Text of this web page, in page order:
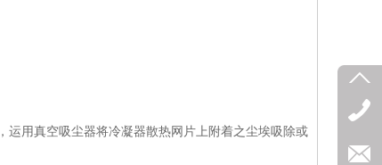
运用真空吸尘器将冷凝器散热网片上附着之尘埃吸除或